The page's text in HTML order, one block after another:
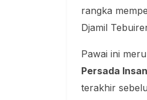
rangka
Djamil
Pawai ini
Persada
terakhir